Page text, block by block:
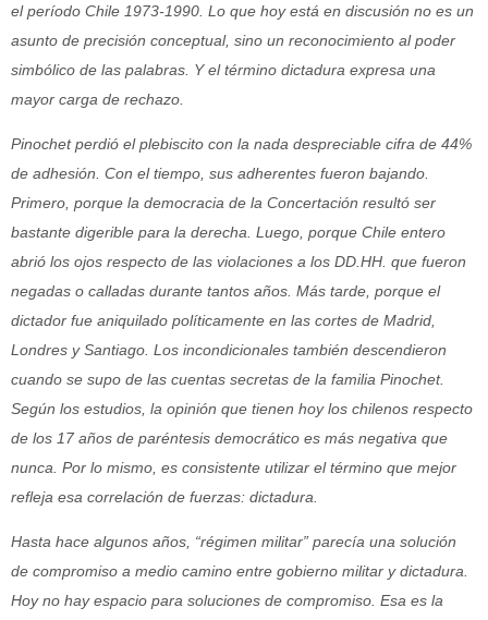
el período Chile 1973-1990. Lo que hoy está en discusión no es un
asunto de precisión conceptual, sino un reconocimiento al poder
simbólico de las palabras. Y el término dictadura expresa una
mayor carga de rechazo.
Pinochet perdió el plebiscito con la nada despreciable cifra de 44%
de adhesión. Con el tiempo, sus adherentes fueron bajando.
Primero, porque la democracia de la Concertación resultó ser
bastante digerible para la derecha. Luego, porque Chile entero
abrió los ojos respecto de las violaciones a los DD.HH. que fueron
negadas o calladas durante tantos años. Más tarde, porque el
dictador fue aniquilado políticamente en las cortes de Madrid,
Londres y Santiago. Los incondicionales también descendieron
cuando se supo de las cuentas secretas de la familia Pinochet.
Según los estudios, la opinión que tienen hoy los chilenos respecto
de los 17 años de paréntesis democrático es más negativa que
nunca. Por lo mismo, es consistente utilizar el término que mejor
refleja esa correlación de fuerzas: dictadura.
Hasta hace algunos años, “régimen militar” parecía una solución
de compromiso a medio camino entre gobierno militar y dictadura.
Hoy no hay espacio para soluciones de compromiso. Esa es la